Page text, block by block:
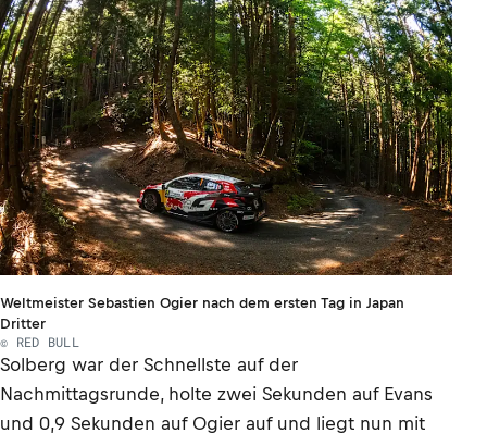
Weltmeister Sebastien Ogier nach dem ersten Tag in Japan
Dritter
© RED BULL
Solberg war der Schnellste auf der
Nachmittagsrunde, holte zwei Sekunden auf Evans
und 0,9 Sekunden auf Ogier auf und liegt nun mit